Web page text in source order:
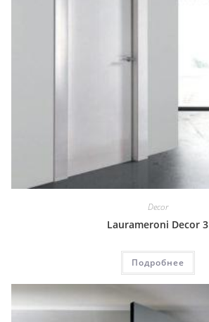
Decor
Laurameroni Decor 3
Подробнее